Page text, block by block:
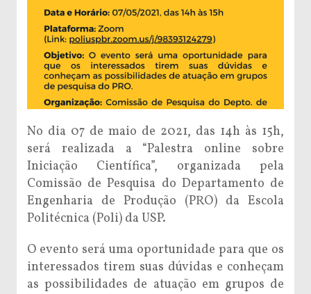
No dia 07 de maio de 2021, das 14h às 15h,
será realizada a “Palestra online sobre
Iniciação Científica”, organizada pela
Comissão de Pesquisa do Departamento de
Engenharia de Produção (PRO) da Escola
Politécnica (Poli) da USP.
O evento será uma oportunidade para que os
interessados tirem suas dúvidas e conheçam
as possibilidades de atuação em grupos de